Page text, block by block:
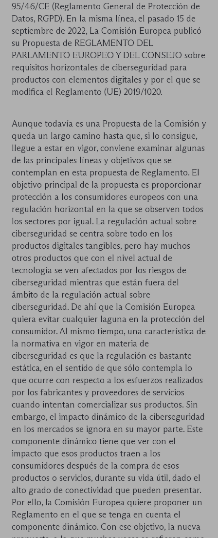
95/46/CE (Reglamento General de Protección de
Datos, RGPD). En la misma línea, el pasado 15 de
septiembre de 2022, La Comisión Europea publicó
su Propuesta de REGLAMENTO DEL
PARLAMENTO EUROPEO Y DEL CONSEJO sobre
requisitos horizontales de ciberseguridad para
productos con elementos digitales y por el que se
modifica el Reglamento (UE) 2019/1020.
Aunque todavía es una Propuesta de la Comisión y
queda un largo camino hasta que, si lo consigue,
llegue a estar en vigor, conviene examinar algunas
de las principales líneas y objetivos que se
contemplan en esta propuesta de Reglamento. El
objetivo principal de la propuesta es proporcionar
protección a los consumidores europeos con una
regulación horizontal en la que se observen todos
los sectores por igual. La regulación actual sobre
ciberseguridad se centra sobre todo en los
productos digitales tangibles, pero hay muchos
otros productos que con el nivel actual de
tecnología se ven afectados por los riesgos de
ciberseguridad mientras que están fuera del
ámbito de la regulación actual sobre
ciberseguridad. De ahí que la Comisión Europea
quiera evitar cualquier laguna en la protección del
consumidor. Al mismo tiempo, una característica de
la normativa en vigor en materia de
ciberseguridad es que la regulación es bastante
estática, en el sentido de que sólo contempla lo
que ocurre con respecto a los esfuerzos realizados
por los fabricantes y proveedores de servicios
cuando intentan comercializar sus productos. Sin
embargo, el impacto dinámico de la ciberseguridad
en los mercados se ignora en su mayor parte. Este
componente dinámico tiene que ver con el
impacto que esos productos traen a los
consumidores después de la compra de esos
productos o servicios, durante su vida útil, dado el
alto grado de conectividad que pueden presentar.
Por ello, la Comisión Europea quiere proponer un
Reglamento en el que se tenga en cuenta el
componente dinámico. Con ese objetivo, la nueva